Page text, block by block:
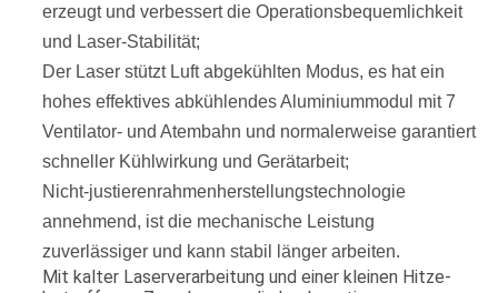
erzeugt und verbessert die Operationsbequemlichkeit
und Laser-Stabilität;
Der Laser stützt Luft abgekühlten Modus, es hat ein
hohes effektives abkühlendes Aluminiummodul mit 7
Ventilator- und Atembahn und normalerweise garantiert
schneller Kühlwirkung und Gerätarbeit;
Nicht-justierenrahmenherstellungstechnologie
annehmend, ist die mechanische Leistung
zuverlässiger und kann stabil länger arbeiten.
Mit kalter Laserverarbeitung und einer kleinen Hitze-